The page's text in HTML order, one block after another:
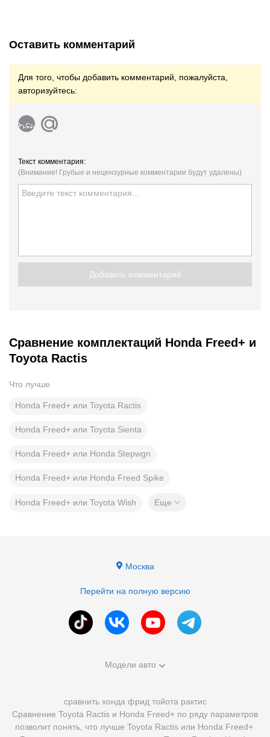
Оставить комментарий
Для того, чтобы добавить комментарий, пожалуйста,
авторизуйтесь:
Текст комментария:
(Внимание! Грубые и нецензурные комментарии будут удалены)
Добавить комментарий
Сравнение комплектаций Honda Freed+ и
Toyota Ractis
Что лучше
Honda Freed+ или Toyota Ractis
Honda Freed+ или Toyota Sienta
Honda Freed+ или Honda Stepwgn
Honda Freed+ или Honda Freed Spike
Honda Freed+ или Toyota Wish Еще
Москва
Перейти на полную версию
Модели авто
сравнить хонда фрид тойота рактис
Сравнение Toyota Ractis и Honda Freed+ по ряду параметров
позволит понять, что лучше Toyota Ractis или Honda Freed+.